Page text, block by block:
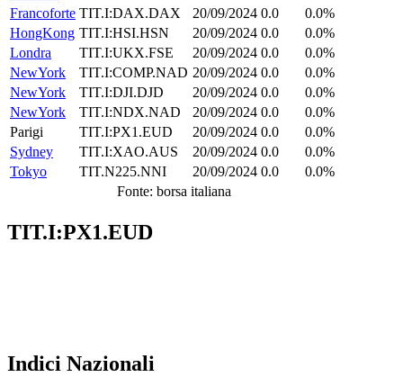
Francoforte TIT.I:DAX.DAX 20/09/2024 0.0
0.0%
HongKong TIT.I:HSI.HSN 20/09/2024 0.0
0.0%
Londra
TIT.I:UKX.FSE 20/09/2024 0.0
0.0%
NewYork
TIT.I:COMP.NAD 20/09/2024 0.0
0.0%
NewYork
TIT.I:DJI.DJD 20/09/2024 0.0
0.0%
NewYork
TIT.I:NDX.NAD 20/09/2024 0.0
0.0%
Parigi
TIT.I:PX1.EUD 20/09/2024 0.0
0.0%
Sydney
TIT.I:XAO.AUS 20/09/2024 0.0
0.0%
Tokyo
TIT.N225.NNI 20/09/2024 0.0
0.0%
Fonte: borsa italiana
TIT.I:PX1.EUD
Indici Nazionali